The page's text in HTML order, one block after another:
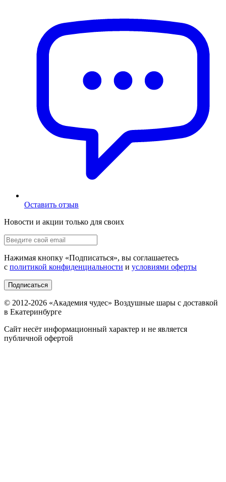
Оставить отзыв
Новости и акции только для своих
Нажимая кнопку «Подписаться», вы соглашаетесь
с политикой конфиденциальности и условиями оферты
Подписаться
© 2012-2026 «Академия чудес» Воздушные шары с доставкой
в Екатеринбурге
Сайт несёт информационный характер и не является
публичной офертой